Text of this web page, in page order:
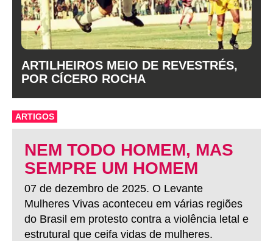
ARTILHEIROS MEIO DE REVESTRÉS,
POR CÍCERO ROCHA
ARTIGOS
NEM TODO HOMEM, MAS
SEMPRE UM HOMEM
07 de dezembro de 2025. O Levante
Mulheres Vivas aconteceu em várias regiões
do Brasil em protesto contra a violência letal e
estrutural que ceifa vidas de mulheres.